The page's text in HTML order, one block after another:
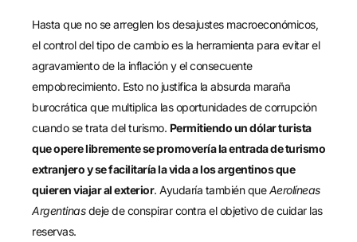
Hasta que no se arreglen los desajustes macroeconómicos,
el control del tipo de cambio es la herramienta para evitar el
agravamiento de la inflación y el consecuente
empobrecimiento. Esto no justifica la absurda maraña
burocrática que multiplica las oportunidades de corrupción
cuando se trata del turismo. Permitiendo un dólar turista
que opere libremente se promovería la entrada de turismo
extranjero y se facilitaría la vida a los argentinos que
quieren viajar al exterior. Ayudaría también queAerolíneas
Argentinasdeje de conspirar contra el objetivo de cuidar las
reservas.